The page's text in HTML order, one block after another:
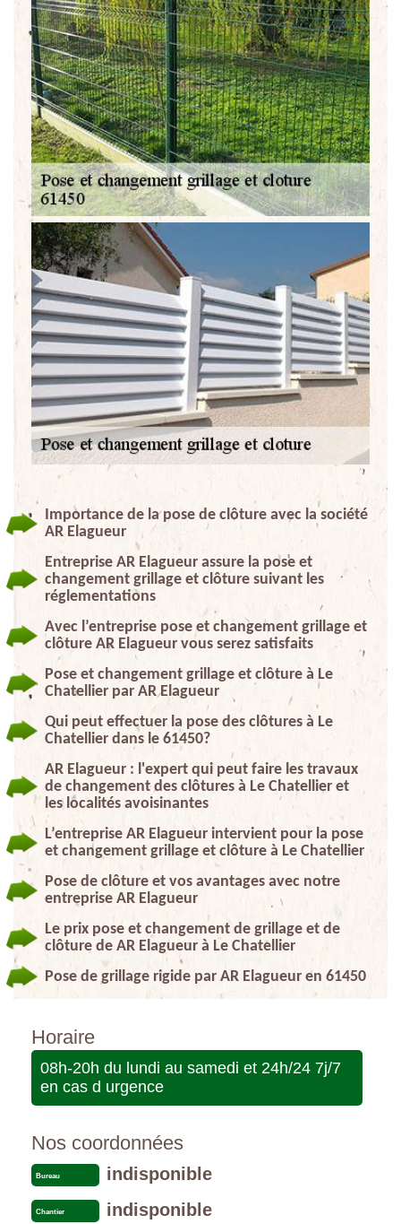
Importance de la pose de clôture avec la société
AR Elagueur
Entreprise AR Elagueur assure la pose et
changement grillage et clôture suivant les
réglementations
Avec l’entreprise pose et changement grillage et
clôture AR Elagueur vous serez satisfaits
Pose et changement grillage et clôture à Le
Chatellier par AR Elagueur
Qui peut effectuer la pose des clôtures à Le
Chatellier dans le 61450?
AR Elagueur : l'expert qui peut faire les travaux
de changement des clôtures à Le Chatellier et
les localités avoisinantes
L’entreprise AR Elagueur intervient pour la pose
et changement grillage et clôture à Le Chatellier
Pose de clôture et vos avantages avec notre
entreprise AR Elagueur
Le prix pose et changement de grillage et de
clôture de AR Elagueur à Le Chatellier
Pose de grillage rigide par AR Elagueur en 61450
Horaire
08h-20h du lundi au samedi et 24h/24 7j/7
en cas d urgence
Nos coordonnées
Bureau indisponible
Chantier indisponible